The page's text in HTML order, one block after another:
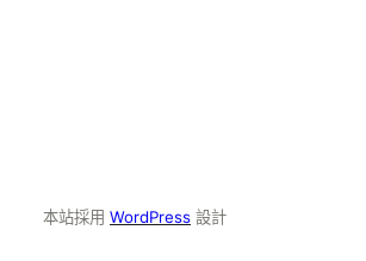
本站採用 WordPress 設計